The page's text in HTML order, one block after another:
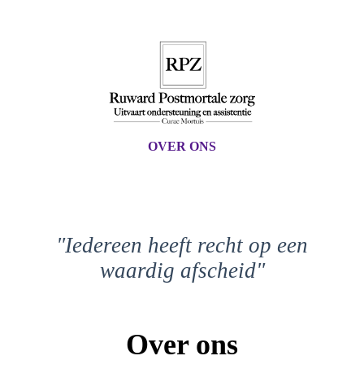
OVER ONS
"Iedereen heeft recht op een
waardig afscheid"
Over ons